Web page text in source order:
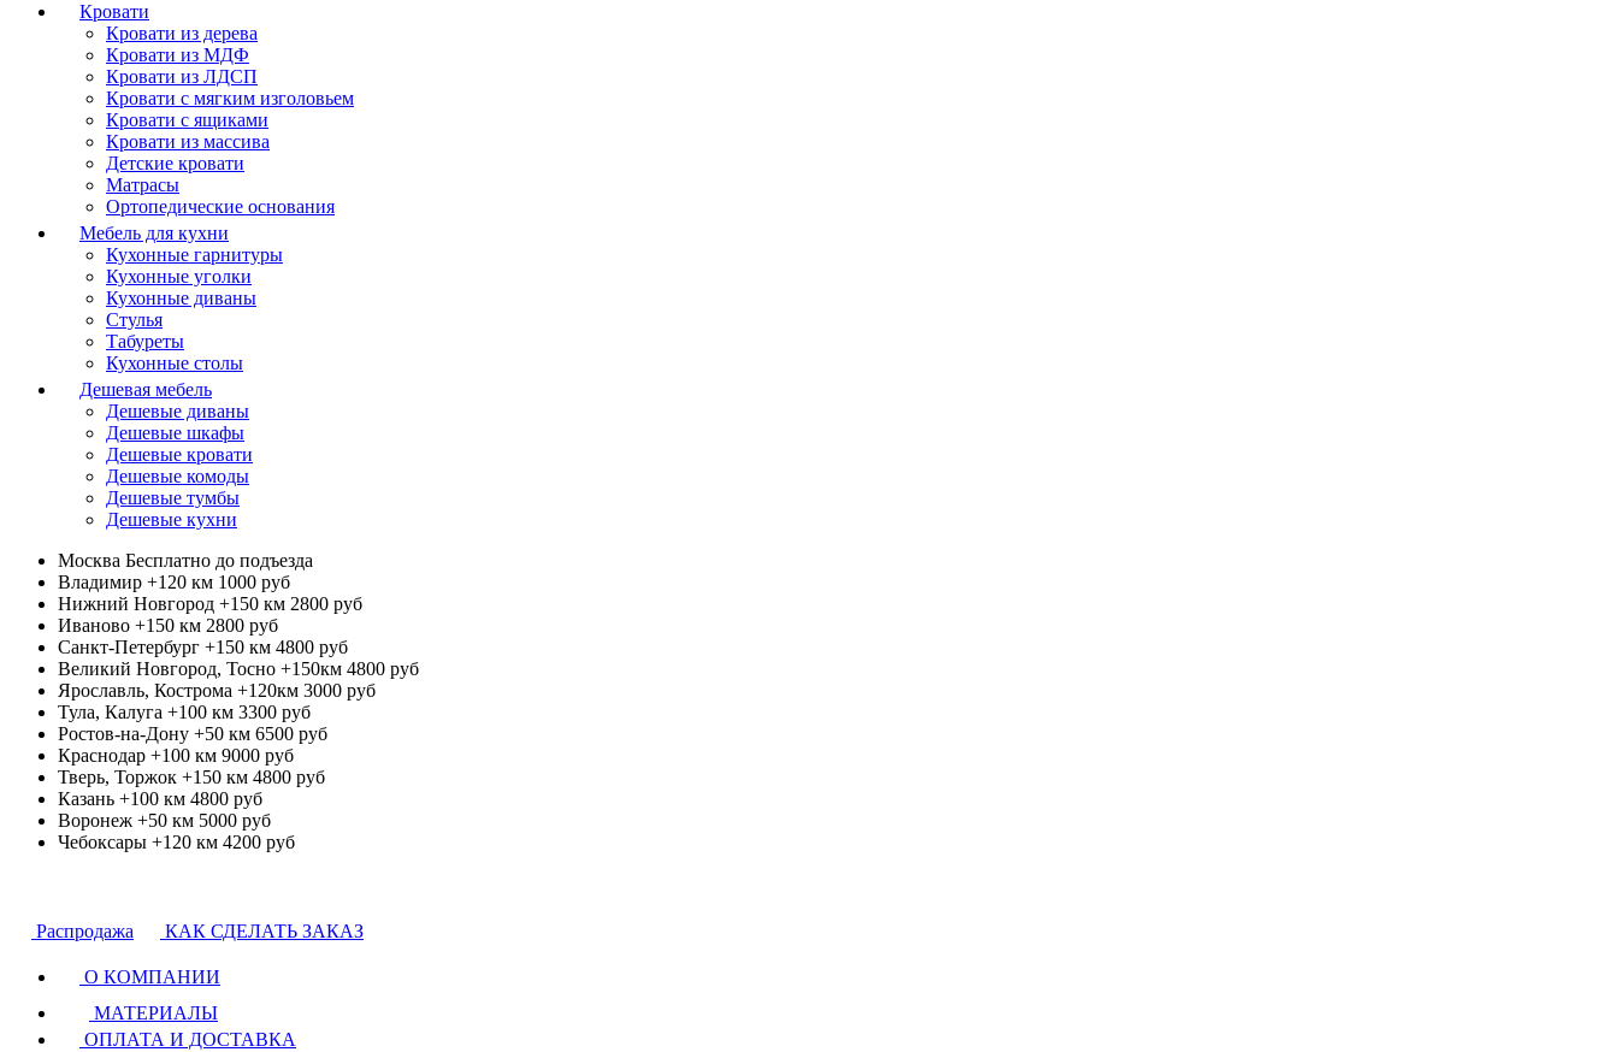
Кровати
Кровати из дерева
Кровати из МДФ
Кровати из ЛДСП
Кровати с мягким изголовьем
Кровати с ящиками
Кровати из массива
Детские кровати
Матрасы
Ортопедические основания
Мебель для кухни
Кухонные гарнитуры
Кухонные уголки
Кухонные диваны
Стулья
Табуреты
Кухонные столы
Дешевая мебель
Дешевые диваны
Дешевые шкафы
Дешевые кровати
Дешевые комоды
Дешевые тумбы
Дешевые кухни
Москва Бесплатно до подъезда
Владимир +120 км 1000 руб
Нижний Новгород +150 км 2800 руб
Иваново +150 км 2800 руб
Санкт-Петербург +150 км 4800 руб
Великий Новгород, Тосно +150км 4800 руб
Ярославль, Кострома +120км 3000 руб
Тула, Калуга +100 км 3300 руб
Ростов-на-Дону +50 км 6500 руб
Краснодар +100 км 9000 руб
Тверь, Торжок +150 км 4800 руб
Казань +100 км 4800 руб
Воронеж +50 км 5000 руб
Чебоксары +120 км 4200 руб
Распродажа КАК СДЕЛАТЬ ЗАКАЗ
О КОМПАНИИ
МАТЕРИАЛЫ
ОПЛАТА И ДОСТАВКА